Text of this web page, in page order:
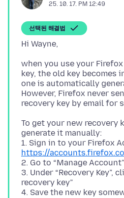
25. 10. 17. PM 12:49
선택된 해결법
when you use your
key, the old key becomes
one is automatically
However, Firefox never
To get your new recovery
generate it manually:
1. Sign in to your Firefox
https://
2. Go to “Manage
3. Under “Recovery Key”,
recovery key”
4. Save the new key